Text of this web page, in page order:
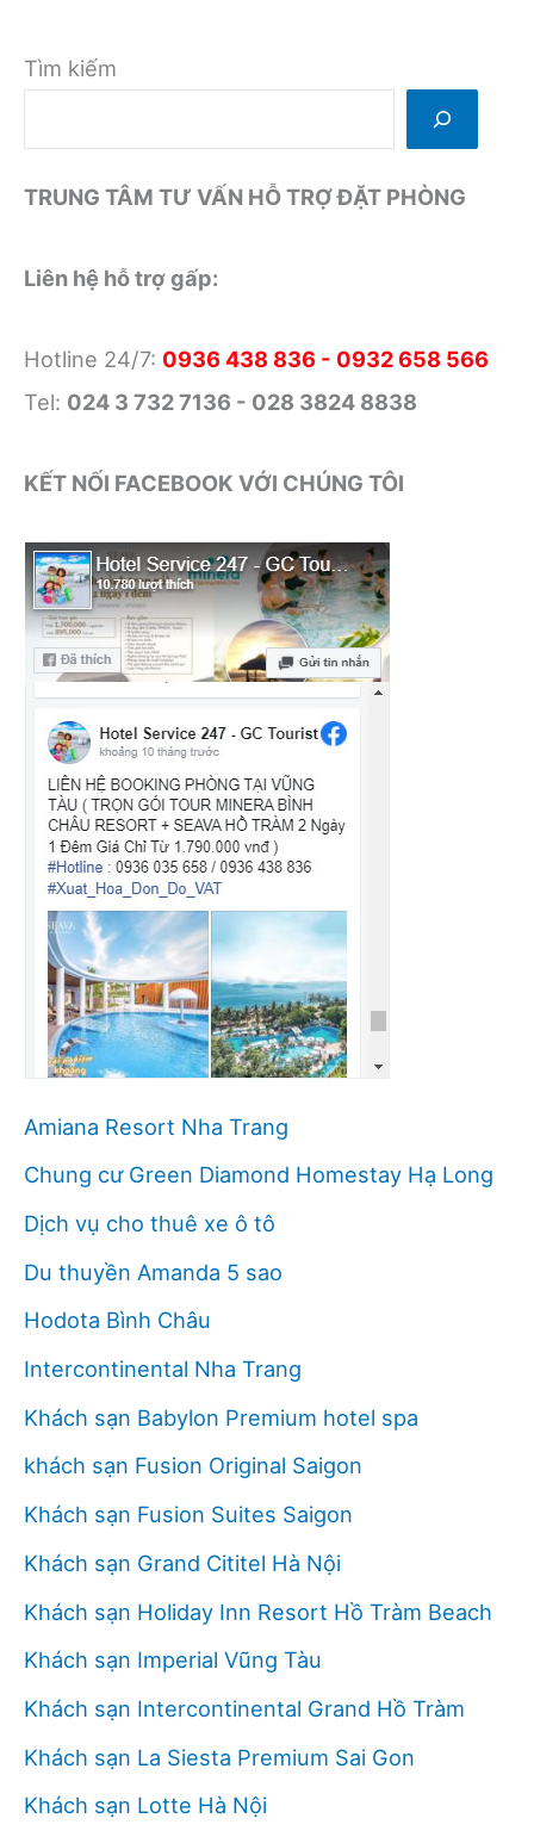
Tìm kiếm
TRUNG TÂM TƯ VẤN HỖ TRỢ ĐẶT PHÒNG
Liên hệ hỗ trợ gấp:
Hotline 24/7: 0936 438 836 - 0932 658 566
Tel: 024 3 732 7136 - 028 3824 8838
KẾT NỐI FACEBOOK VỚI CHÚNG TÔI
Amiana Resort Nha Trang
Chung cư Green Diamond Homestay Hạ Long
Dịch vụ cho thuê xe ô tô
Du thuyền Amanda 5 sao
Hodota Bình Châu
Intercontinental Nha Trang
Khách sạn Babylon Premium hotel spa
khách sạn Fusion Original Saigon
Khách sạn Fusion Suites Saigon
Khách sạn Grand Cititel Hà Nội
Khách sạn Holiday Inn Resort Hồ Tràm Beach
Khách sạn Imperial Vũng Tàu
Khách sạn Intercontinental Grand Hồ Tràm
Khách sạn La Siesta Premium Sai Gon
Khách sạn Lotte Hà Nội